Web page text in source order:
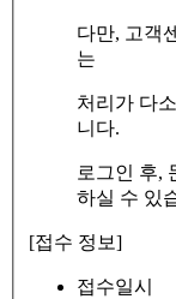
다만, 고객
는
처리가 다
니다.
로그인 후,
하실 수 있
[접수 정보]
접수일시